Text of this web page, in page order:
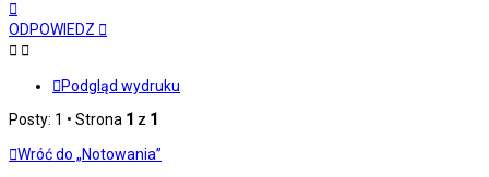
górę
ODPOWIEDZ
Podgląd wydruku
Posty: 1 • Strona 1 z 1
Wróć do „Notowania”